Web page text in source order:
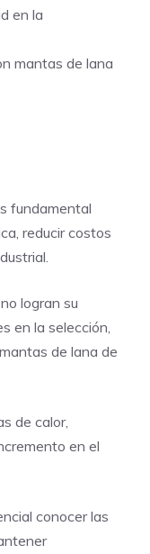
en la
mantas de lana
fundamental
reducir costos
logran su
en la selección,
de lana de
de calor,
en el
conocer las